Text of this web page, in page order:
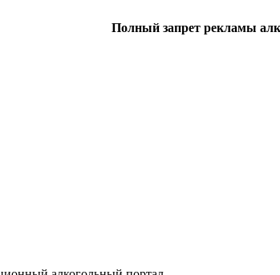
Полный запрет рекламы